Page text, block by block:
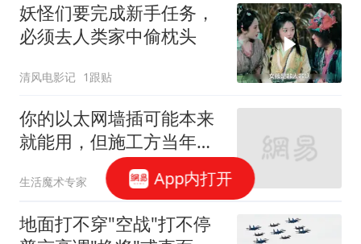
妖怪们要完成新手任务，
必须去人类家中偷枕头
清风电影记 1跟贴
你的以太网墙插可能本来
就能用，但施工方当年是
接电话线布线的
生活魔术专家
地面打不穿"空战"打不停
App内打开